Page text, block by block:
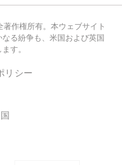
作権所有。本ウェブサイト
る紛争も、米国および英国
す。
リシー